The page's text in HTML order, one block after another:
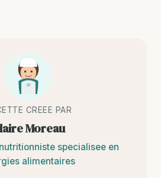
CREEE PAR
Moreau
specialisee en
alimentaires